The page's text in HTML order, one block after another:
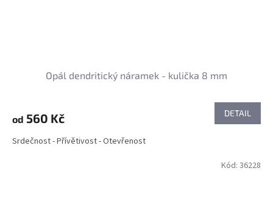
Opál dendritický náramek - kulička 8 mm
od 560 Kč DETAIL
Srdečnost - Přívětivost - Otevřenost
Kód: 36228